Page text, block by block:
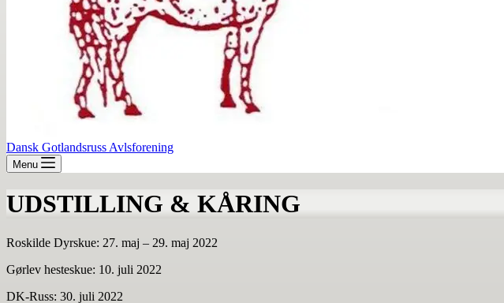
Dansk Gotlandsruss Avlsforening
Menu
UDSTILLING & KÅRING
Roskilde Dyrskue: 27. maj – 29. maj 2022
Gørlev hesteskue: 10. juli 2022
DK-Russ: 30. juli 2022